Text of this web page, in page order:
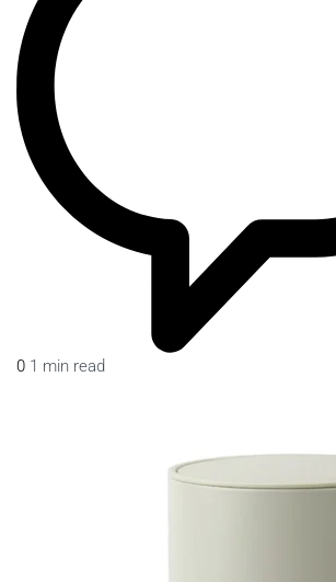
0 1 min read